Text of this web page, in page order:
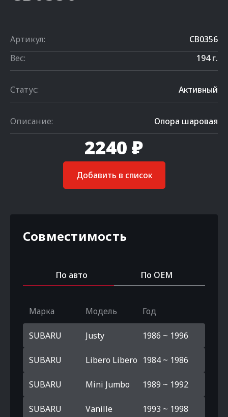
Артикул:
CB0356
Вес:
194 г.
Статус: Активный
Описание: Опора шаровая
2240 ₽
Добавить в список
Совместимость
По авто По OEM
Марка Модель Год
SUBARU Justy 1986 ~ 1996
SUBARU Libero Libero 1984 ~ 1986
SUBARU Mini Jumbo 1989 ~ 1992
SUBARU Vanille 1993 ~ 1998